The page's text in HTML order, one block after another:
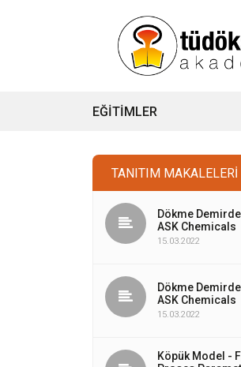
EĞITIMLER
TANITIM MAKALELERI
Dökme
ASK Chemicals
15.03.2022
Dökme
ASK Chemicals
15.03.2022
Köpük Model -